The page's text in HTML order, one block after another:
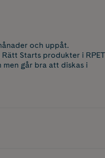
och uppåt.
Starts produkter i RPET
går bra att diskas i